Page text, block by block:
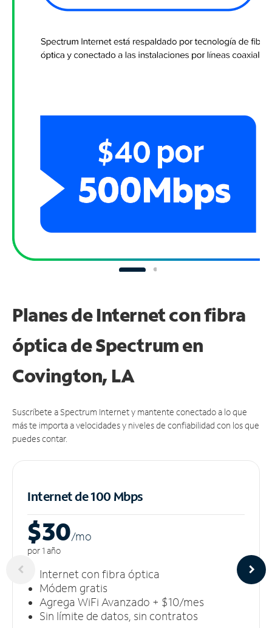
Planes de Internet con fibra
óptica de Spectrum en
Covington, LA
Suscríbete a Spectrum Internet y mantente conectado a lo que
más te importa a velocidades y niveles de confiabilidad con los que
puedes contar.
Internet de 100 Mbps
$30/mo
por 1 año
Internet con fibra óptica
Módem gratis
Agrega WiFi Avanzado + $10/mes
Sin límite de datos, sin contratos